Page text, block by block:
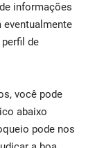
informações
eventualmente
de
você pode
abaixo
pode nos